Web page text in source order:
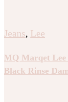
Jeans, Lee
MQ Marqet Lee
Black Rinse